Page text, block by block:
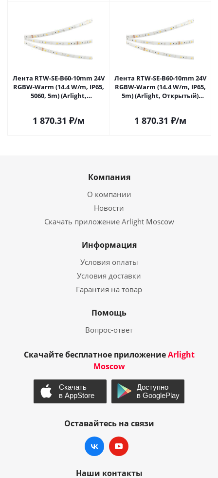
Лента RTW-SE-B60-10mm 24V
RGBW-Warm (14.4 W/m, IP65,
5060, 5m) (Arlight,
1 870.31 ₽/м
Лента RTW-SE-B60-10mm 24V
RGBW-Warm (14.4 W/m, IP65,
5m) (Arlight, Открытый)
1 870.31 ₽/м
Компания
О компании
Новости
Скачать приложение Arlight Moscow
Информация
Условия оплаты
Условия доставки
Гарантия на товар
Помощь
Вопрос-ответ
Скачайте бесплатное приложениеArlight
Moscow
Оставайтесь на связи
Наши контакты